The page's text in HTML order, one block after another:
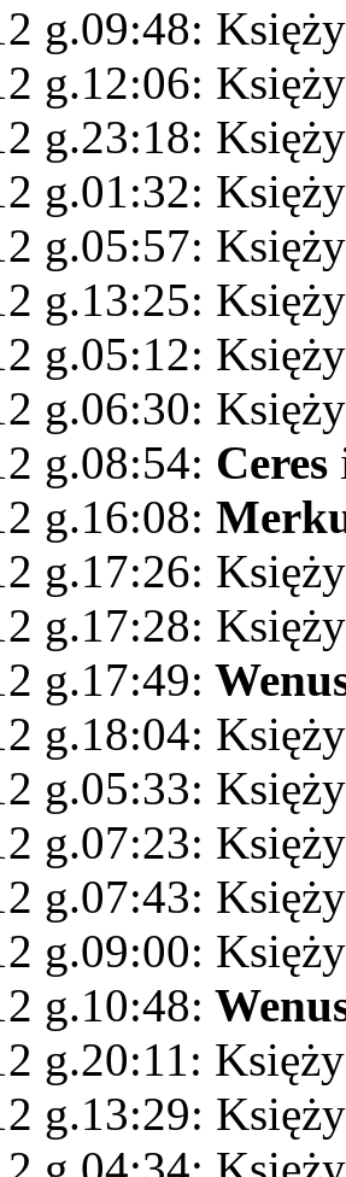
g.09:48:
g.12:06:
g.23:18:
g.01:32:
g.05:57:
g.13:25:
g.05:12:
g.06:30:
g.08:54: Ceres
g.16:08:
g.17:26:
g.17:28:
g.17:49:
g.18:04:
g.05:33:
g.07:23:
g.07:43:
g.09:00:
g.10:48:
g.20:11:
g.13:29: